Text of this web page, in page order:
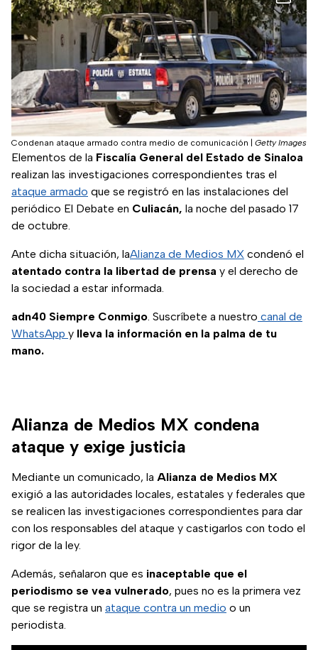
Condenan ataque armado contra medio de comunicación Getty Images
Elementos de la Fiscalía General del Estado de Sinaloa
realizan las investigaciones correspondientes tras el
ataque armado que se registró en las instalaciones del
periódico El Debate en Culiacán, la noche del pasado 17
de octubre.
Ante dicha situación, laAlianza de Medios MX condenó el
atentado contra la libertad de prensa y el derecho de
la sociedad a estar informada.
adn40 Siempre Conmigo. Suscríbete a nuestro canal de
WhatsApp y lleva la información en la palma de tu
mano.
Alianza de Medios MX condena
ataque y exige justicia
Mediante un comunicado, la Alianza de Medios MX
exigió a las autoridades locales, estatales y federales que
se realicen las investigaciones correspondientes para dar
con los responsables del ataque y castigarlos con todo el
rigor de la ley.
Además, señalaron que es inaceptable que el
periodismo se vea vulnerado, pues no es la primera vez
que se registra un ataque contra un medio o un
periodista.